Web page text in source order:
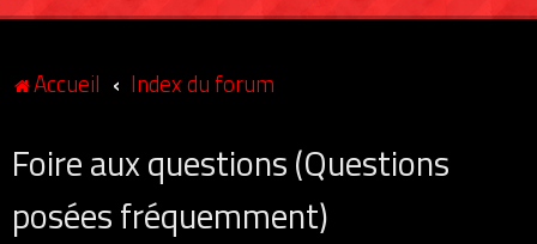
Accueil Index du forum
Foire aux questions (Questions
posées fréquemment)